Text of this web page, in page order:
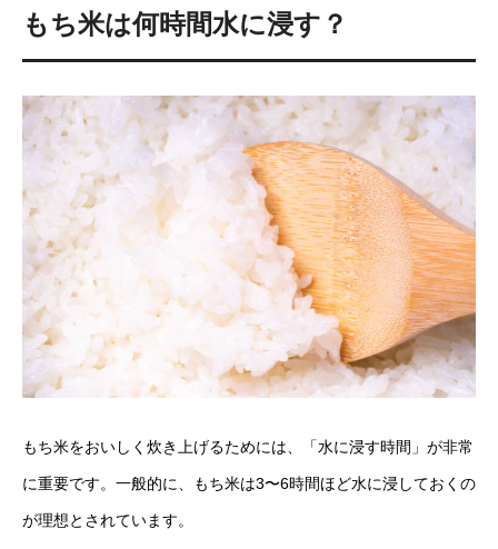
もち米は何時間水に浸す？
もち米をおいしく炊き上げるためには、「水に浸す時間」が非常
に重要です。一般的に、もち米は3〜6時間ほど水に浸しておくの
が理想とされています。